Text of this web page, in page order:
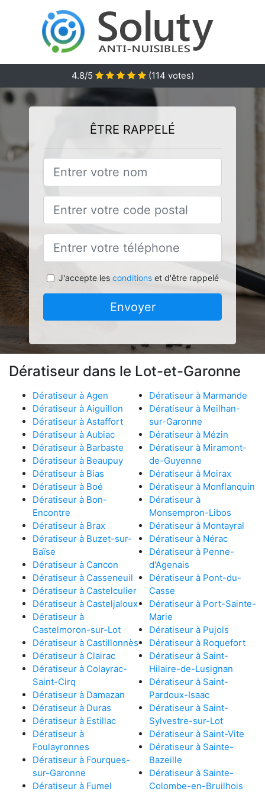
4.8/5 (114 votes)
ÊTRE RAPPELÉ
J'accepte les conditionset d'être rappelé
Envoyer
Dératiseur dans le Lot-et-Garonne
Dératiseur à Agen
Dératiseur à Aiguillon
Dératiseur à Astaffort
Dératiseur à Aubiac
Dératiseur à Barbaste
Dératiseur à Beaupuy
Dératiseur à Bias
Dératiseur à Boé
Dératiseur à Bon-
Encontre
Dératiseur à Brax
Dératiseur à Buzet-sur-
Baïse
Dératiseur à Cancon
Dératiseur à Casseneuil
Dératiseur à Castelculier
Dératiseur à Casteljaloux
Dératiseur à
Castelmoron-sur-Lot
Dératiseur à Castillonnès
Dératiseur à Clairac
Dératiseur à Colayrac-
Saint-Cirq
Dératiseur à Damazan
Dératiseur à Duras
Dératiseur à Estillac
Dératiseur à
Foulayronnes
Dératiseur à Fourques-
sur-Garonne
Dératiseur à Fumel
Dératiseur à Marmande
Dératiseur à Meilhan-
sur-Garonne
Dératiseur à Mézin
Dératiseur à Miramont-
de-Guyenne
Dératiseur à Moirax
Dératiseur à Monflanquin
Dératiseur à
Monsempron-Libos
Dératiseur à Montayral
Dératiseur à Nérac
Dératiseur à Penne-
d'Agenais
Dératiseur à Pont-du-
Casse
Dératiseur à Port-Sainte-
Marie
Dératiseur à Pujols
Dératiseur à Roquefort
Dératiseur à Saint-
Hilaire-de-Lusignan
Dératiseur à Saint-
Pardoux-Isaac
Dératiseur à Saint-
Sylvestre-sur-Lot
Dératiseur à Saint-Vite
Dératiseur à Sainte-
Bazeille
Dératiseur à Sainte-
Colombe-en-Bruilhois